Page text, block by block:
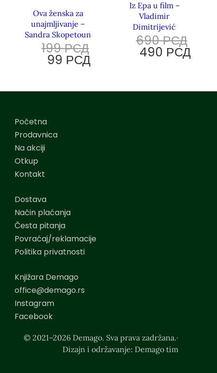
Ova ženska za
unajmljivanje –
Sandra Skopetoun
199РСД
99 РСД
Iz Epa u film –
Vladimir
Dimitrijević
690РСД
490 РСД
Početna
Prodavnica
Na akciji
Otkup
Kontakt
Dostava
Način plaćanja
Česta pitanja
Povraćaj/reklamacije
Politika privatnosti
Knjižara Demago
office@demago.rs
Instagram
Facebook
© 2021–2026 Demago. Sva prava zadržana.·
Dizajn i održavanje: Demago tim